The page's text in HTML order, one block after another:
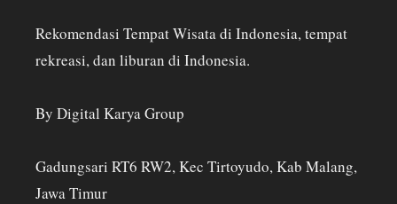
Rekomendasi Tempat Wisata di Indonesia, tempat
rekreasi, dan liburan di Indonesia.
By Digital Karya Group
Gadungsari RT6 RW2, Kec Tirtoyudo, Kab Malang,
Jawa Timur